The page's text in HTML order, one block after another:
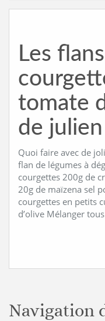
Les
tomate
de julien
Quoi faire avec de
flan de légumes à
courgettes 200g de
20g de maïzena sel
courgettes en petits
d’olive Mélanger
Navigation